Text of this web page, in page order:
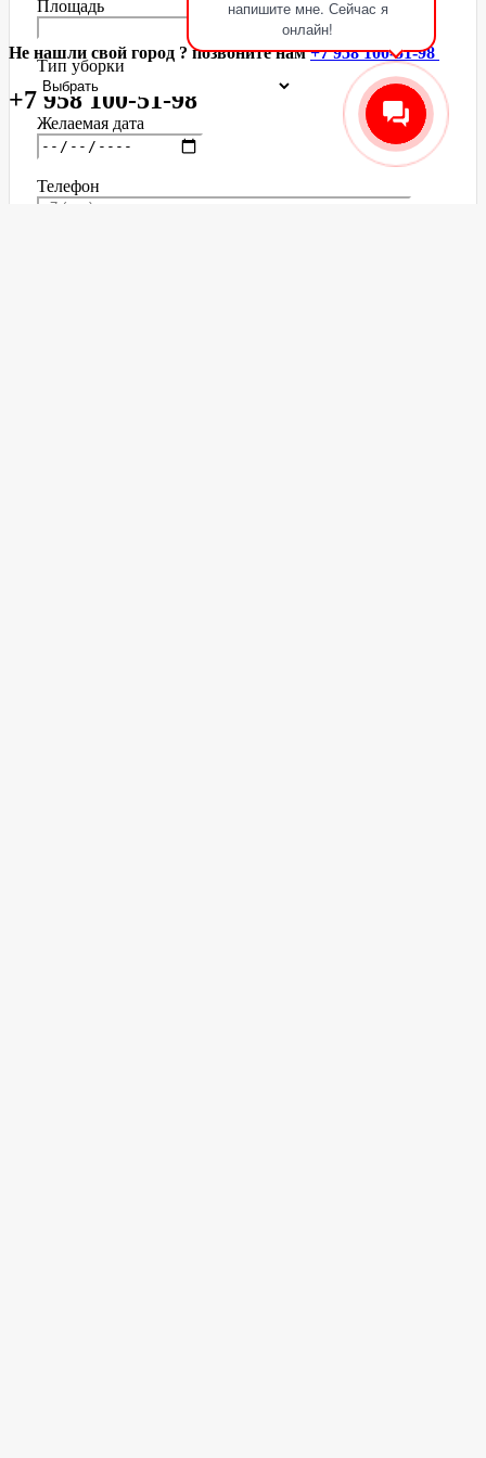
напишите мне. Сейчас я
онлайн!
Не нашли свой город ? позвоните нам+7 958 100-51-98
+7 958 100-51-98
Площадь
Тип уборки
Желаемая дата
Телефон